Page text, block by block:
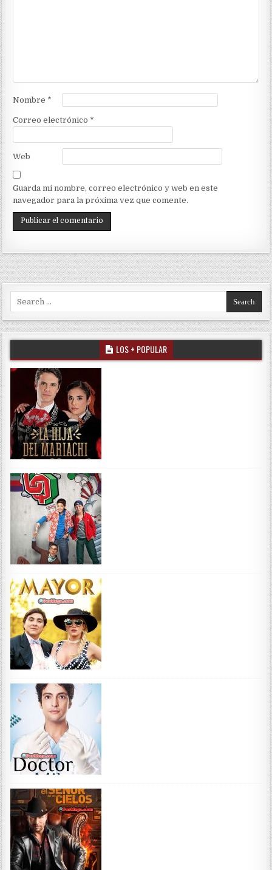
Nombre *
Correo electrónico *
Web
Guarda mi nombre, correo electrónico y web en este
navegador para la próxima vez que comente.
Search for:
LOS + POPULAR